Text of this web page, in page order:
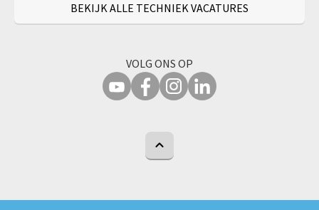
BEKIJK ALLE TECHNIEK VACATURES
VOLG ONS OP